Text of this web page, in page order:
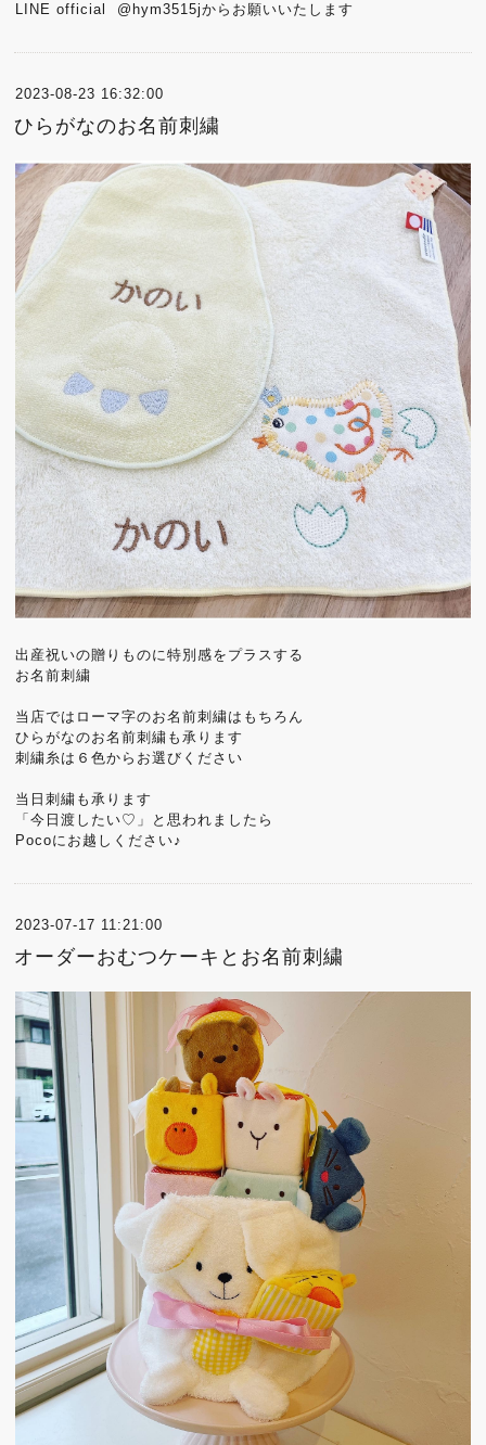
LINE official @hym3515jからお願いいたします
2023-08-23 16:32:00
ひらがなのお名前刺繍
出産祝いの贈りものに特別感をプラスする
お名前刺繍
当店ではローマ字のお名前刺繍はもちろん
ひらがなのお名前刺繍も承ります
刺繍糸は６色からお選びください
当日刺繍も承ります
「今日渡したい♡」と思われましたら
Pocoにお越しください♪
2023-07-17 11:21:00
オーダーおむつケーキとお名前刺繍